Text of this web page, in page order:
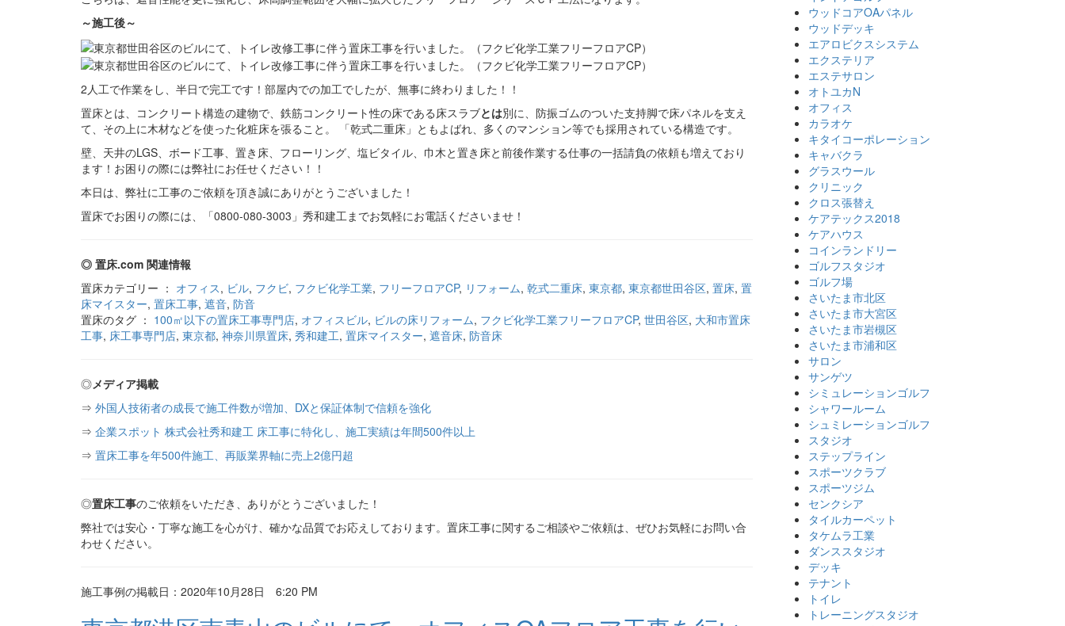
～施工後～
2人工で作業をし、半日で完工です！部屋内での加工でしたが、無事に終わりました！！
置床とは、コンクリート構造の建物で、鉄筋コンクリート性の床である床スラブとは別に、防振ゴムのついた支持脚で床パネルを支え
て、その上に木材などを使った化粧床を張ること。 「乾式二重床」ともよばれ、多くのマンション等でも採用されている構造です。
壁、天井のLGS、ボード工事、置き床、フローリング、塩ビタイル、巾木と置き床と前後作業する仕事の一括請負の依頼も増えており
ます！お困りの際には弊社にお任せください！！
本日は、弊社に工事のご依頼を頂き誠にありがとうございました！
置床でお困りの際には、「0800-080-3003」秀和建工までお気軽にお電話くださいませ！
◎ 置床.com 関連情報
置床カテゴリー ： オフィス, ビル, フクビ, フクビ化学工業, フリーフロアCP, リフォーム, 乾式二重床, 東京都, 東京都世田谷区, 置床, 置
床マイスター, 置床工事, 遮音, 防音
置床のタグ ： 100㎡以下の置床工事専門店, オフィスビル, ビルの床リフォーム, フクビ化学工業フリーフロアCP, 世田谷区, 大和市置床
工事, 床工事専門店, 東京都, 神奈川県置床, 秀和建工, 置床マイスター, 遮音床, 防音床
◎メディア掲載
⇒ 外国人技術者の成長で施工件数が増加、DXと保証体制で信頼を強化
⇒ 企業スポット 株式会社秀和建工 床工事に特化し、施工実績は年間500件以上
⇒ 置床工事を年500件施工、再販業界軸に売上2億円超
◎置床工事のご依頼をいただき、ありがとうございました！
弊社では安心・丁寧な施工を心がけ、確かな品質でお応えしております。置床工事に関するご相談やご依頼は、ぜひお気軽にお問い合
わせください。
施工事例の掲載日：2020年10月28日 6:20 PM
ウッドコアOAパネル
ウッドデッキ
エアロビクスシステム
エクステリア
エステサロン
オトユカN
オフィス
カラオケ
キタイコーポレーション
キャバクラ
グラスウール
クリニック
クロス張替え
ケアテックス2018
ケアハウス
コインランドリー
ゴルフスタジオ
ゴルフ場
さいたま市北区
さいたま市大宮区
さいたま市岩槻区
さいたま市浦和区
サロン
サンゲツ
シミュレーションゴルフ
シャワールーム
シュミレーションゴルフ
スタジオ
ステップライン
スポーツクラブ
スポーツジム
センクシア
タイルカーペット
タケムラ工業
ダンススタジオ
デッキ
テナント
トイレ
トレーニングスタジオ